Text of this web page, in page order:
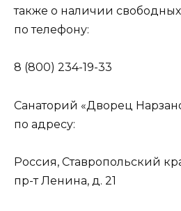
также о наличии
по телефону:
8 (800) 234-19-33
Санаторий «Дворец
по адресу:
Россия, Ставропольский
пр-т Ленина, д. 21